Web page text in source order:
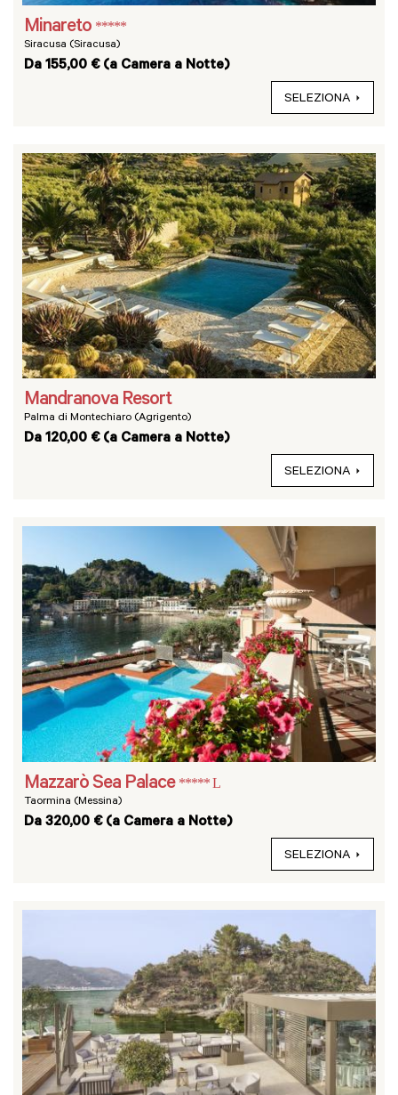
Minareto *****
Siracusa (Siracusa)
Da 155,00 € (a Camera a Notte)
SELEZIONA
Mandranova Resort
Palma di Montechiaro (Agrigento)
Da 120,00 € (a Camera a Notte)
SELEZIONA
Mazzarò Sea Palace ***** L
Taormina (Messina)
Da 320,00 € (a Camera a Notte)
SELEZIONA